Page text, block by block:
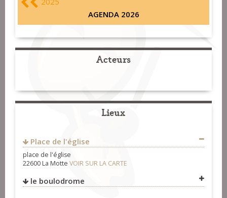
AGENDA 2026
Acteurs
Lieux
Place de l'église
place de l'église
22600 La Motte VOIR SUR LA CARTE
le boulodrome